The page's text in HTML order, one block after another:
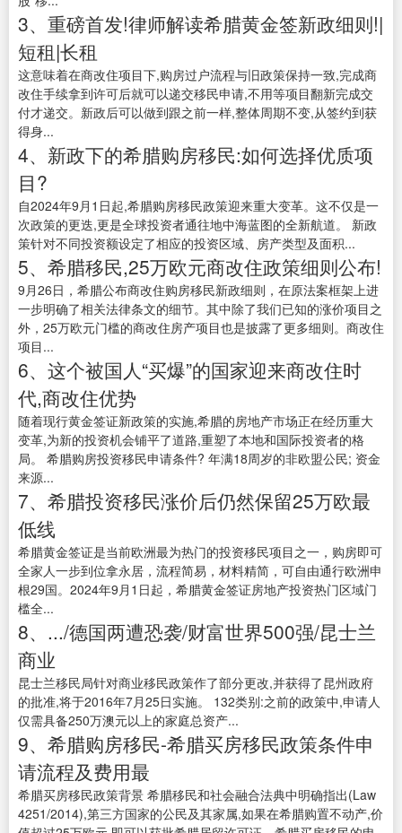
3、重磅首发!律师解读希腊黄金签新政细则!|
短租|长租
这意味着在商改住项目下,购房过户流程与旧政策保持一致,完成商
改住手续拿到许可后就可以递交移民申请,不用等项目翻新完成交
付才递交。新政后可以做到跟之前一样,整体周期不变,从签约到获
得身...
4、新政下的希腊购房移民:如何选择优质项
目?
自2024年9月1日起,希腊购房移民政策迎来重大变革。这不仅是一
次政策的更迭,更是全球投资者通往地中海蓝图的全新航道。 新政
策针对不同投资额设定了相应的投资区域、房产类型及面积...
5、希腊移民,25万欧元商改住政策细则公布!
9月26日，希腊公布商改住购房移民新政细则，在原法案框架上进
一步明确了相关法律条文的细节。其中除了我们已知的涨价项目之
外，25万欧元门槛的商改住房产项目也是披露了更多细则。商改住
项目...
6、这个被国人“买爆”的国家迎来商改住时
代,商改住优势
随着现行黄金签证新政策的实施,希腊的房地产市场正在经历重大
变革,为新的投资机会铺平了道路,重塑了本地和国际投资者的格
局。 希腊购房投资移民申请条件? 年满18周岁的非欧盟公民; 资金
来源...
7、希腊投资移民涨价后仍然保留25万欧最
低线
希腊黄金签证是当前欧洲最为热门的投资移民项目之一，购房即可
全家人一步到位拿永居，流程简易，材料精简，可自由通行欧洲申
根29国。2024年9月1日起，希腊黄金签证房地产投资热门区域门
槛全...
8、.../德国两遭恐袭/财富世界500强/昆士兰
商业
昆士兰移民局针对商业移民政策作了部分更改,并获得了昆州政府
的批准,将于2016年7月25日实施。 132类别:之前的政策中,申请人
仅需具备250万澳元以上的家庭总资产...
9、希腊购房移民-希腊买房移民政策条件申
请流程及费用最
希腊买房移民政策背景 希腊移民和社会融合法典中明确指出(Law
4251/2014),第三方国家的公民及其家属,如果在希腊购置不动产,价